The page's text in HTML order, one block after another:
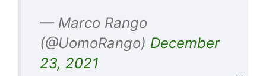
— Marco Rango
(@UomoRango) December
23, 2021